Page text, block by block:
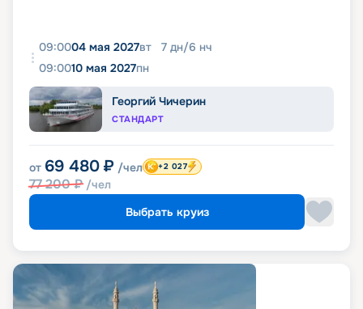
09:0004 мая 2027вт 7 дн/6 нч
09:0010 мая 2027пн
Георгий Чичерин
СТАНДАРТ
от 69 480 ₽ /чел
77 200₽ /чел
+2 027
Выбрать круиз